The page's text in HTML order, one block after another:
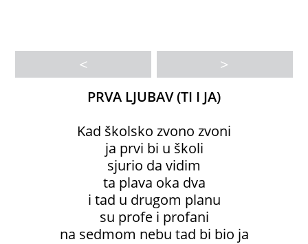
< >
PRVA LJUBAV (TI I JA)
Kad školsko zvono zvoni
ja prvi bi u školi
sjurio da vidim
ta plava oka dva
i tad u drugom planu
su profe i profani
na sedmom nebu tad bi bio ja